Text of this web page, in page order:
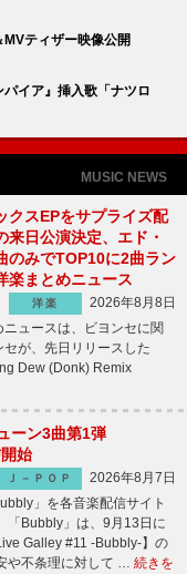
ティザー映像公開
イア』挿入歌「ナツロ
MUSIC NEWS
クスEPをサプライズ配
来日公演決定、エド・
のみでTOP10に2曲ラン
楽まとめニュース
洋楽
2026年8月8日
ュースは、ビヨンセに関
が、先日リリースした
Dew (Donk) Remix
ーン3曲第1弾
始
Ｊ－ＰＯＰ
2026年8月7日
」を各音楽配信サイト
Bubbly」は、9月13日に
Galley #11 -Bubbly-】の
や不条理に対して … 続きを